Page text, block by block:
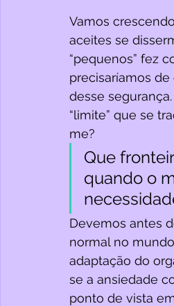
Vamos
aceites se
“pequenos” fez
precisaríamos
desse
“limite” que se
me?
Que
quando o
Devemos antes
normal no
adaptação do
se a ansiedade
ponto de vista